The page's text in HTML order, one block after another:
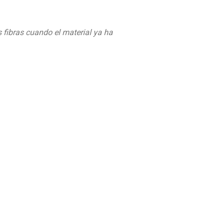
fibras cuando el material ya ha